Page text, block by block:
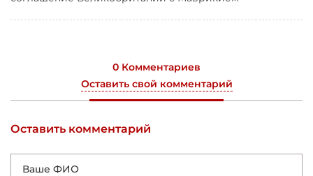
0 Комментариев
Оставить свой комментарий
Оставить комментарий